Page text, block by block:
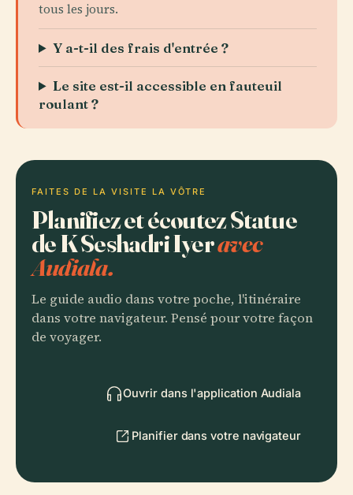
tous les jours.
Y a-t-il des frais d'entrée ?
Le site est-il accessible en fauteuil
roulant ?
FAITES DE LA VISITE LA VÔTRE
Planifiez et écoutez Statue
de K Seshadri Iyeravec
Audiala.
Le guide audio dans votre poche, l'itinéraire
dans votre navigateur. Pensé pour votre façon
de voyager.
Ouvrir dans l'application Audiala
Planifier dans votre navigateur